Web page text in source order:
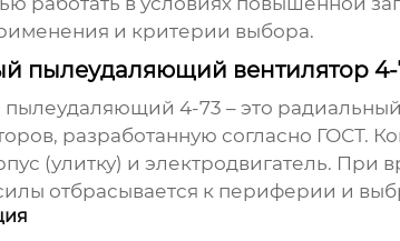
и критерии выбора.
пылеудаляющий вентилятор 4-
пылеудаляющий 4-73 – это
разработанную согласно ГОСТ.
(улитку) и электродвигатель. При
отбрасывается к периферии и